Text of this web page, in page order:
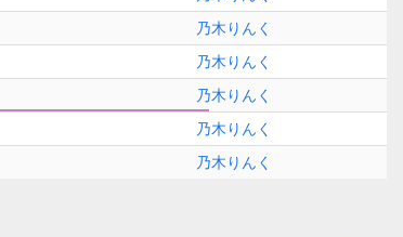
乃木りんく
乃木りんく
乃木りんく
乃木りんく
乃木りんく